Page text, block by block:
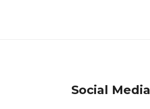
Social Media